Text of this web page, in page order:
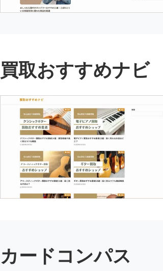
買取おすすめナビ
カードコンパス